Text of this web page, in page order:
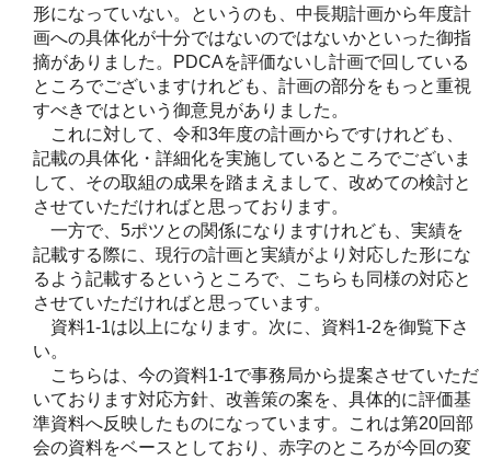
形になっていない。というのも、中長期計画から年度計
画への具体化が十分ではないのではないかといった御指
摘がありました。PDCAを評価ないし計画で回している
ところでございますけれども、計画の部分をもっと重視
すべきではという御意見がありました。
これに対して、令和3年度の計画からですけれども、
記載の具体化・詳細化を実施しているところでございま
して、その取組の成果を踏まえまして、改めての検討と
させていただければと思っております。
一方で、5ポツとの関係になりますけれども、実績を
記載する際に、現行の計画と実績がより対応した形にな
るよう記載するというところで、こちらも同様の対応と
させていただければと思っています。
資料1-1は以上になります。次に、資料1-2を御覧下さ
い。
こちらは、今の資料1-1で事務局から提案させていただ
いております対応方針、改善策の案を、具体的に評価基
準資料へ反映したものになっています。これは第20回部
会の資料をベースとしており、赤字のところが今回の変